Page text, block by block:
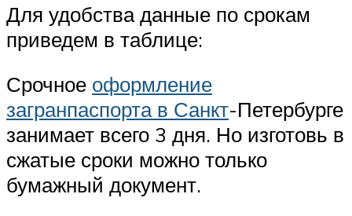
Для удобства данные по срокам
приведем в таблице:
Срочное оформление
загранпаспорта в Санкт-Петербурге
занимает всего 3 дня. Но изготовь в
сжатые сроки можно только
бумажный документ.